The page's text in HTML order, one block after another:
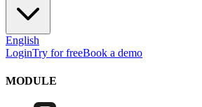
English
LoginTry for freeBook a demo
MODULE